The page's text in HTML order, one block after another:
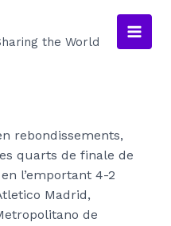
the World
Main
rebondissements,
quarts de finale de
l’emportant 4-2
Madrid,
de